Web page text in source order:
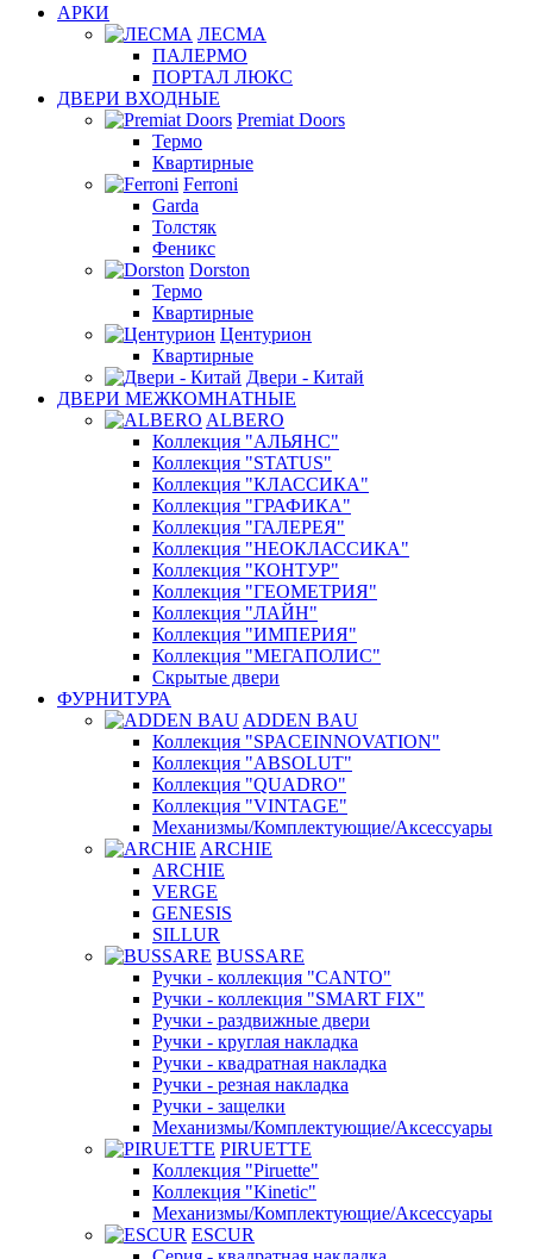
АРКИ
ЛЕСМА
ПАЛЕРМО
ПОРТАЛ ЛЮКС
ДВЕРИ ВХОДНЫЕ
Premiat Doors
Термо
Квартирные
Ferroni
Garda
Толстяк
Феникс
Dorston
Термо
Квартирные
Центурион
Квартирные
Двери - Китай
ДВЕРИ МЕЖКОМНАТНЫЕ
ALBERO
Коллекция "АЛЬЯНС"
Коллекция "STATUS"
Коллекция "КЛАССИКА"
Коллекция "ГРАФИКА"
Коллекция "ГАЛЕРЕЯ"
Коллекция "НЕОКЛАССИКА"
Коллекция "КОНТУР"
Коллекция "ГЕОМЕТРИЯ"
Коллекция "ЛАЙН"
Коллекция "ИМПЕРИЯ"
Коллекция "МЕГАПОЛИС"
Скрытые двери
ФУРНИТУРА
ADDEN BAU
Коллекция "SPACEINNOVATION"
Коллекция "ABSOLUT"
Коллекция "QUADRO"
Коллекция "VINTAGE"
Механизмы/Комплектующие/Аксессуары
ARCHIE
ARCHIE
VERGE
GENESIS
SILLUR
BUSSARE
Ручки - коллекция "CANTO"
Ручки - коллекция "SMART FIX"
Ручки - раздвижные двери
Ручки - круглая накладка
Ручки - квадратная накладка
Ручки - резная накладка
Ручки - защелки
Механизмы/Комплектующие/Аксессуары
PIRUETTE
Коллекция "Piruette"
Коллекция "Kinetic"
Механизмы/Комплектующие/Аксессуары
ESCUR